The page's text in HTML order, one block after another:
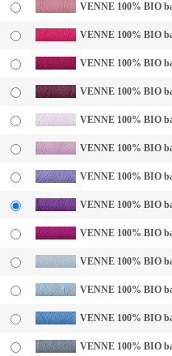
VENNE 100% BIO
VENNE 100% BIO
VENNE 100% BIO
VENNE 100% BIO
VENNE 100% BIO
VENNE 100% BIO
VENNE 100% BIO
VENNE 100% BIO
VENNE 100% BIO
VENNE 100% BIO
VENNE 100% BIO
VENNE 100% BIO
VENNE 100% BIO